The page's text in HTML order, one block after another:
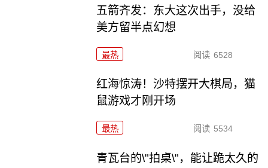
五箭齐发：东大这次出手，没给
美方留半点幻想
最热 阅读 6528
红海惊涛！沙特摆开大棋局，猫
鼠游戏才刚开场
最热 阅读 5534
青瓦台的\"拍桌\"，能让跪太久的